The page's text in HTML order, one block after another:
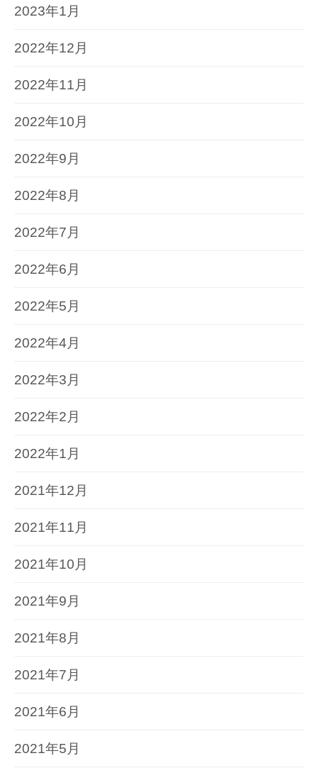
2023年1月
2022年12月
2022年11月
2022年10月
2022年9月
2022年8月
2022年7月
2022年6月
2022年5月
2022年4月
2022年3月
2022年2月
2022年1月
2021年12月
2021年11月
2021年10月
2021年9月
2021年8月
2021年7月
2021年6月
2021年5月